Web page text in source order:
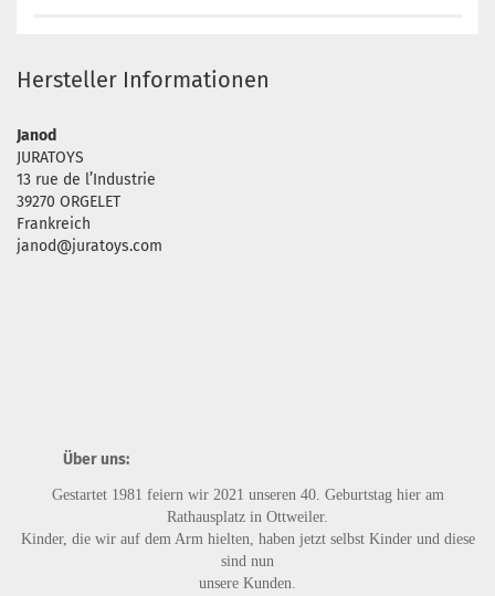
Hersteller Informationen
Janod
JURATOYS
13 rue de l’Industrie
39270 ORGELET
Frankreich
janod@juratoys.com
Über uns:
Gestartet 1981 feiern wir 2021 unseren 40. Geburtstag hier am
Rathausplatz in Ottweiler.
Kinder, die wir auf dem Arm hielten, haben jetzt selbst Kinder und diese
sind nun
unsere Kunden.